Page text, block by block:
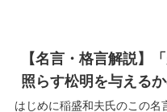
【名言・格言解説】
照らす松明を与える
はじめに稲盛和夫氏のこの